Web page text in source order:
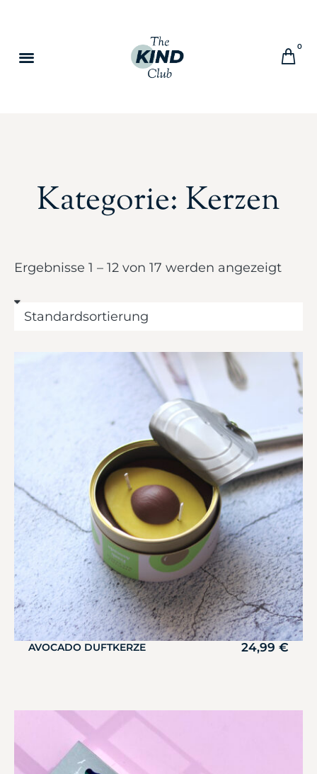
0
Kategorie: Kerzen
Ergebnisse 1 – 12 von 17 werden angezeigt
AVOCADO DUFTKERZE 24,99 €